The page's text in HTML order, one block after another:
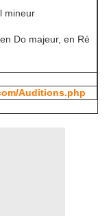
mineur
Do majeur, en Ré
Auditions.php